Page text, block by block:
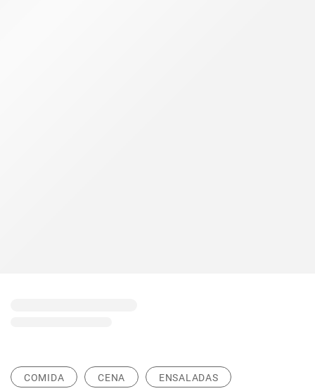
COMIDA CENA ENSALADAS